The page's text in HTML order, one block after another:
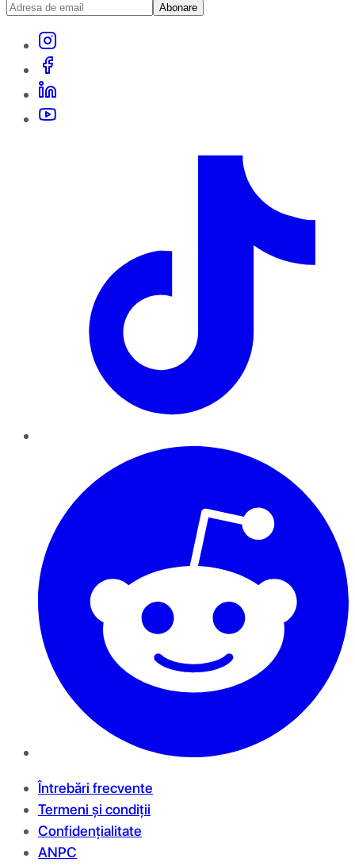
Abonare
Întrebări frecvente
Termeni și condiții
Confidențialitate
ANPC